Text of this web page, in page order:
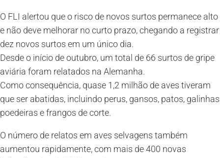
O FLI alertou que o risco de novos surtos permanece alto
e não deve melhorar no curto prazo, chegando a registrar
dez novos surtos em um único dia.
Desde o início de outubro, um total de 66 surtos de gripe
aviária foram relatados na Alemanha.
Como consequência, quase 1,2 milhão de aves tiveram
que ser abatidas, incluindo perus, gansos, patos, galinhas
poedeiras e frangos de corte.
O número de relatos em aves selvagens também
aumentou rapidamente, com mais de 400 novas